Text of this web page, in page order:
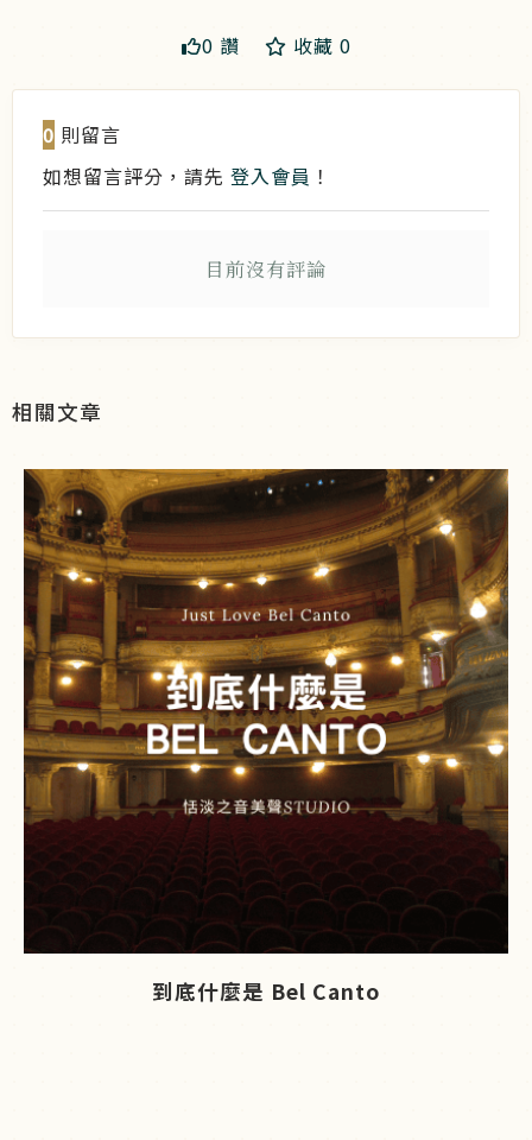
0 讚 收藏 0
0 則留言
如想留言評分，請先 登入會員 ！
目前沒有評論
相關文章
到底什麼是 Bel Canto